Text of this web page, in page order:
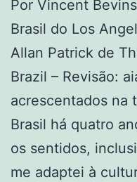
Por Vincent
Brasil do Los
Allan Patrick de
Brazil – Revisão:
acrescentados na
Brasil há quatro
os sentidos,
me adaptei à